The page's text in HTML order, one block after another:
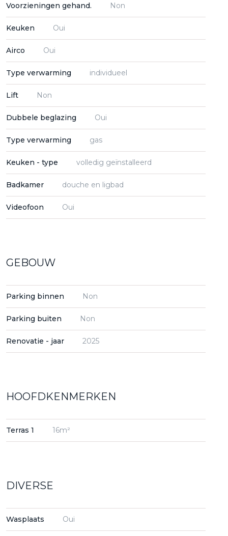
Voorzieningen gehand. Non
Keuken Oui
Airco Oui
Type verwarming individueel
Lift Non
Dubbele beglazing Oui
Type verwarming gas
Keuken - type volledig geïnstalleerd
Badkamer douche en ligbad
Videofoon Oui
GEBOUW
Parking binnen Non
Parking buiten Non
Renovatie - jaar 2025
HOOFDKENMERKEN
Terras 1 16m²
DIVERSE
Wasplaats Oui